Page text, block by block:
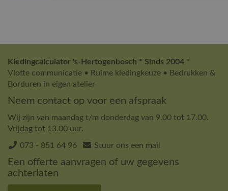
Kledingcalculator 's-Hertogenbosch * Sinds 2004 *
Vlotte communicatie • Ruime kledingkeuze • Bedrukken &
Borduren in eigen atelier
Neem contact op voor een afspraak
Wij zijn van maandag t/m donderdag van 9.00 tot 17.00.
Vrijdag tot 13.00 uur.
073 - 851 64 96 Stuur ons een mail
Een offerte aanvragen of uw gegevens
achterlaten